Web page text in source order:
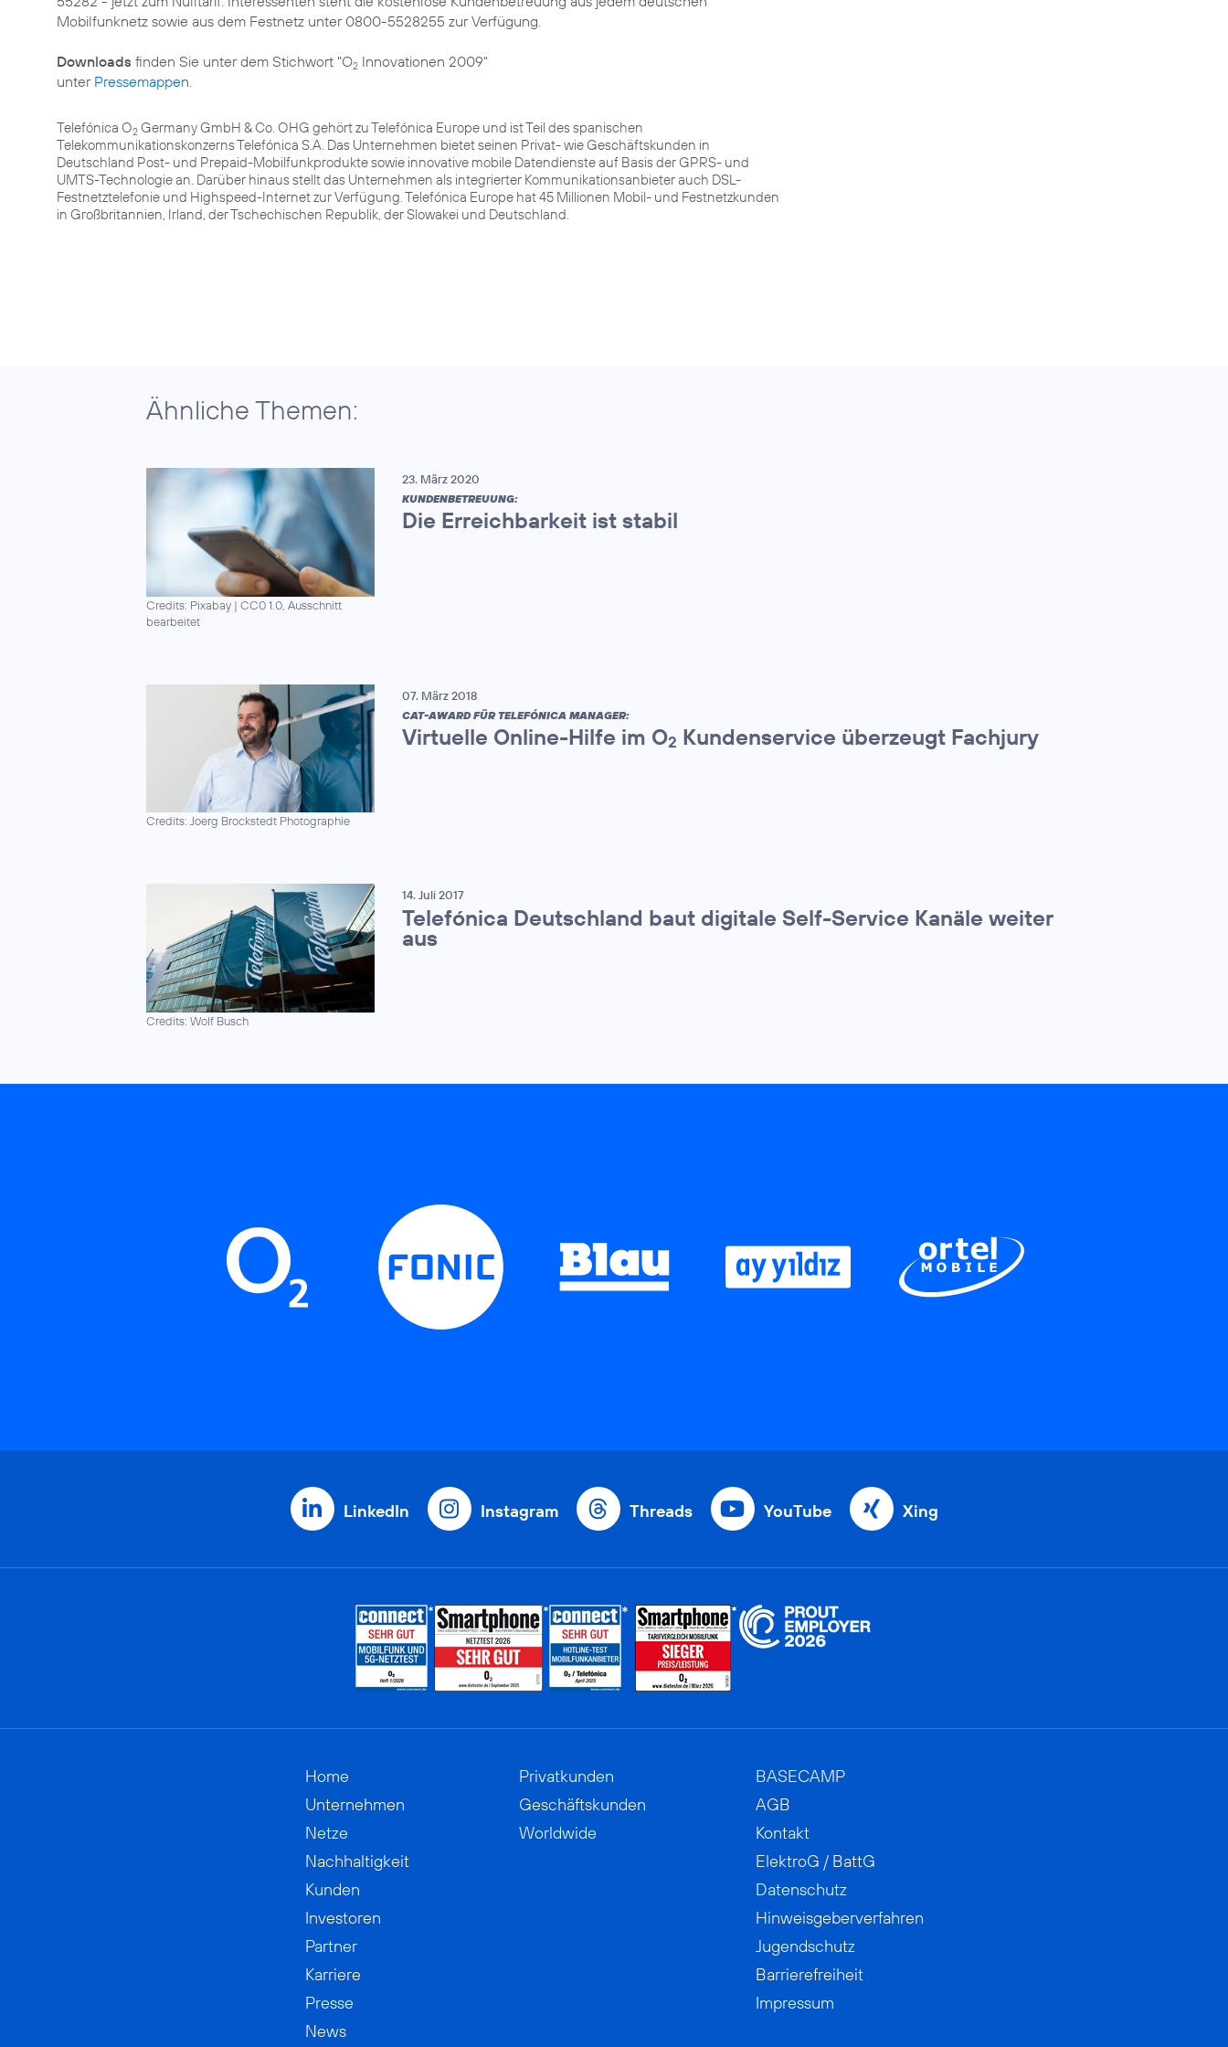
Mobilfunknetz sowie aus dem Festnetz unter 0800-5528255 zur Verfügung.
Downloads finden Sie unter dem Stichwort "O2 Innovationen 2009"
unter Pressemappen.
Telefónica O2 Germany GmbH & Co. OHG gehört zu Telefónica Europe und ist Teil des spanischen
Telekommunikationskonzerns Telefónica S.A. Das Unternehmen bietet seinen Privat- wie Geschäftskunden in
Deutschland Post- und Prepaid-Mobilfunkprodukte sowie innovative mobile Datendienste auf Basis der GPRS- und
UMTS-Technologie an. Darüber hinaus stellt das Unternehmen als integrierter Kommunikationsanbieter auch DSL-
Festnetztelefonie und Highspeed-Internet zur Verfügung. Telefónica Europe hat 45 Millionen Mobil- und Festnetzkunden
in Großbritannien, Irland, der Tschechischen Republik, der Slowakei und Deutschland.
Ähnliche Themen:
Credits: Pixabay | CC0 1.0, Ausschnitt
bearbeitet
23. März 2020
KUNDENBETREUUNG:
Die Erreichbarkeit ist stabil
Credits: Joerg Brockstedt Photographie
07. März 2018
CAT-AWARD FÜR TELEFÓNICA MANAGER:
Virtuelle Online-Hilfe im O2 Kundenservice überzeugt Fachjury
Credits: Wolf Busch
14. Juli 2017
Telefónica Deutschland baut digitale Self-Service Kanäle weiter
aus
LinkedIn Instagram Threads YouTube Xing
Home
Unternehmen
Netze
Nachhaltigkeit
Kunden
Investoren
Partner
Karriere
Presse
News
Privatkunden
Geschäftskunden
Worldwide
BASECAMP
AGB
Kontakt
ElektroG / BattG
Datenschutz
Hinweisgeberverfahren
Jugendschutz
Barrierefreiheit
Impressum